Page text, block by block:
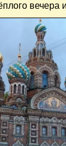
вечера